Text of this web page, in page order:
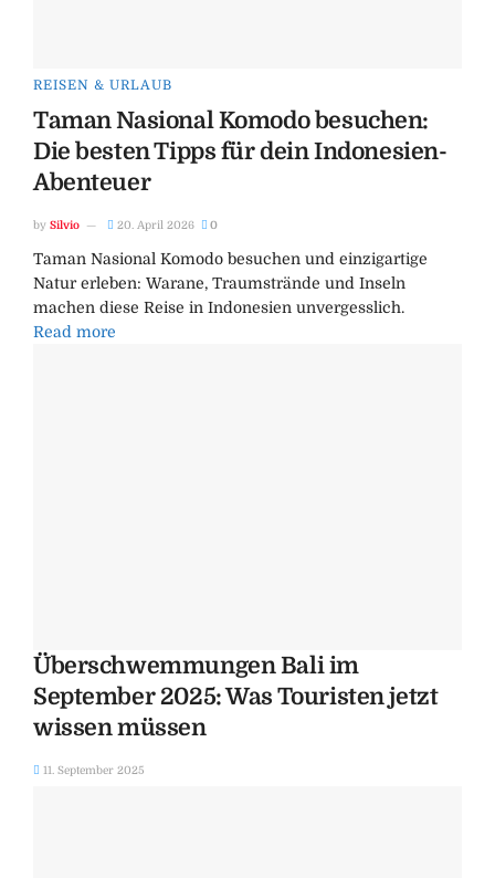
REISEN & URLAUB
Taman Nasional Komodo besuchen:
Die besten Tipps für dein Indonesien-
Abenteuer
by Silvio 20. April 2026 0
Taman Nasional Komodo besuchen und einzigartige
Natur erleben: Warane, Traumstrände und Inseln
machen diese Reise in Indonesien unvergesslich.
Read more
Überschwemmungen Bali im
September 2025: Was Touristen jetzt
wissen müssen
11. September 2025